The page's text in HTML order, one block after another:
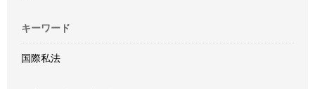
キーワード
国際私法